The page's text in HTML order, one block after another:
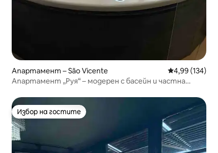
Апартамент – São Vicente Средна
4,99 (134)
Апартамент „Руя“ – модерен с басейн и частна
Избор на гостите
Избор на гостите